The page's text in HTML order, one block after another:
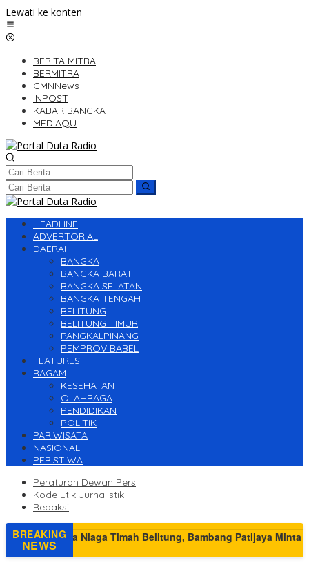
Lewati ke konten
BERITA MITRA
BERMITRA
CMNNews
INPOST
KABAR BANGKA
MEDIAQU
HEADLINE
ADVERTORIAL
DAERAH
BANGKA
BANGKA BARAT
BANGKA SELATAN
BANGKA TENGAH
BELITUNG
BELITUNG TIMUR
PANGKALPINANG
PEMPROV BABEL
FEATURES
RAGAM
KESEHATAN
OLAHRAGA
PENDIDIKAN
POLITIK
PARIWISATA
NASIONAL
PERISTIWA
Peraturan Dewan Pers
Kode Etik Jurnalistik
Redaksi
BREAKING
NEWS